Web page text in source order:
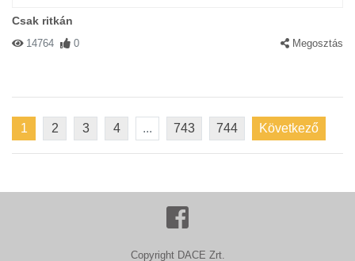
Csak ritkán
14764 0 Megosztás
1 2 3 4 ... 743 744 Következő
Copyright DACE Zrt.